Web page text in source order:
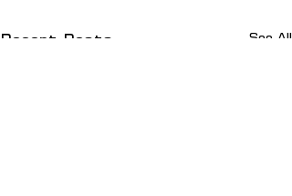
Recent Posts See All